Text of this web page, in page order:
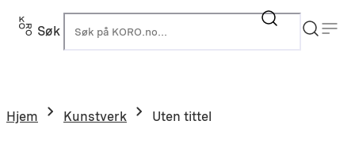
Hopp
Søk
Hjem Kunstverk Uten tittel